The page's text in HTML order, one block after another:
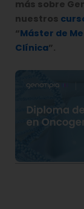
más sobre
nuestros
“Máster de
Clínica”.